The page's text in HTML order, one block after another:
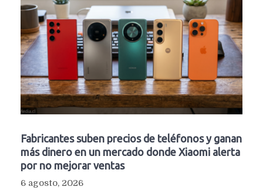
Fabricantes suben precios de teléfonos y ganan
más dinero en un mercado donde Xiaomi alerta
por no mejorar ventas
6 agosto, 2026